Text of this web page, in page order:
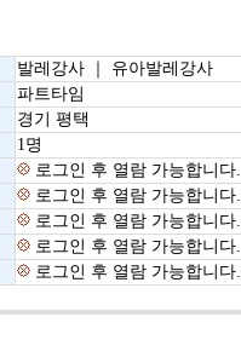
발레강사 ｜ 유아발레강사
파트타임
경기 평택
1명
로그인 후 열람 가능합니다.
로그인 후 열람 가능합니다.
로그인 후 열람 가능합니다.
로그인 후 열람 가능합니다.
로그인 후 열람 가능합니다.